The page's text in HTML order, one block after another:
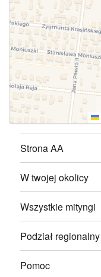
Strona AA
W twojej okolicy
Wszystkie mityngi
Podział regionalny
Pomoc